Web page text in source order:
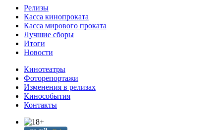
Релизы
Касса кинопроката
Касса мирового проката
Лучшие сборы
Итоги
Новости
Кинотеатры
Фоторепортажи
Изменения в релизах
Кинособытия
Контакты